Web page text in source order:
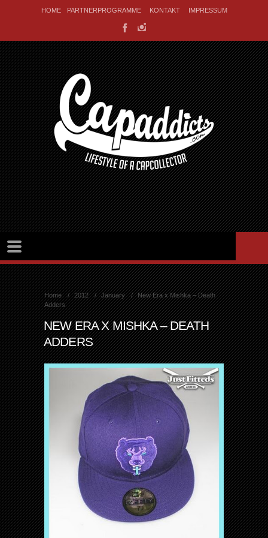
HOME PARTNERPROGRAMME KONTAKT IMPRESSUM
Home 2012 January
New Era x Mishka – Death
Adders
NEW ERA X MISHKA – DEATH
ADDERS